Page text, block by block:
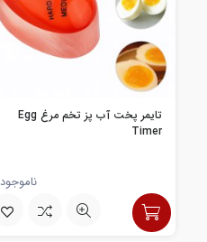
تایمر پخت آب پز تخم مرغ Egg
Timer
ناموجود